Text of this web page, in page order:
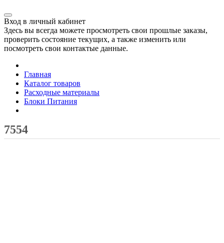
Вход в личный кабинет
Здесь вы всегда можете просмотреть свои прошлые заказы,
проверить состояние текущих, а также изменить или
посмотреть свои контактые данные.
Главная
Каталог товаров
Расходные материалы
Блоки Питания
7554